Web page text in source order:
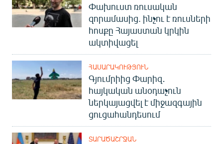
Փախուստ ռուսական
զորամասից. ինչու է ռուսների
հոսքը Հայաստան կրկին
ակտիվացել
ՀԱՍԱՐԱԿՈՒԹՅՈՒՆ
Գյումրիից Փարիզ․
հայկական անօդաչուն
ներկայացվել է միջազգային
ցուցահանդեսում
ՏԱՐԱԾԱՇՐՋԱՆ